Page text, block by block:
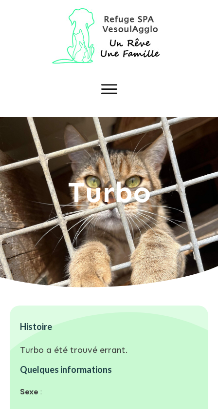
Turbo
Histoire
Turbo a été trouvé errant.
Quelques informations
Sexe :